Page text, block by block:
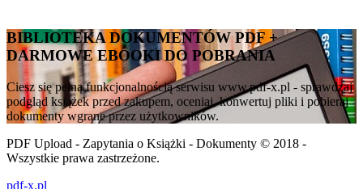
BIBLIOTEKA DOKUMENTÓW PDF +
DARMOWE EBOOKI DO POBRANIA
Ciesz się pełną funkcjonalnością serwisu www.pdf-x.pl - sprawdzaj
podgląd książek przed zakupem, oceniaj, konwertuj pliki i pobieraj
dokumenty wgrane przez użytkowników.
PDF Upload - Zapytania o Książki - Dokumenty © 2018 -
Wszystkie prawa zastrzeżone.
pdf-x.pl